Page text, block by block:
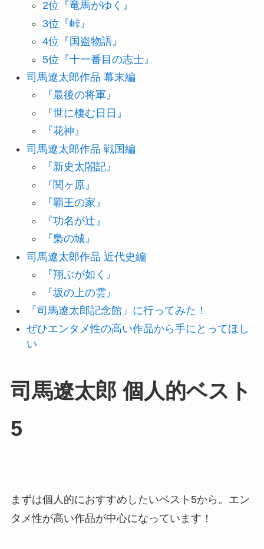
2位『竜馬がゆく』
3位『峠』
4位『国盗物語』
5位『十一番目の志士』
司馬遼太郎作品 幕末編
『最後の将軍』
『世に棲む日日』
『花神』
司馬遼太郎作品 戦国編
『新史太閤記』
『関ヶ原』
『覇王の家』
『功名が辻』
『梟の城』
司馬遼太郎作品 近代史編
『翔ぶが如く』
『坂の上の雲』
「司馬遼太郎記念館」に行ってみた！
ぜひエンタメ性の高い作品から手にとってほし
い
司馬遼太郎 個人的ベスト
5
まずは個人的におすすめしたいベスト5から。エン
タメ性が高い作品が中心になっています！